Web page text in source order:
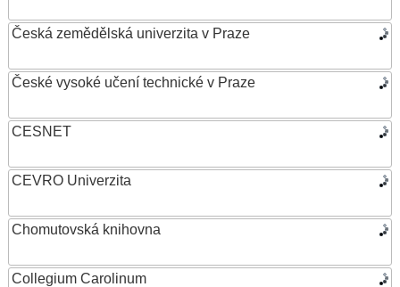
Česká zemědělská univerzita v Praze
České vysoké učení technické v Praze
CESNET
CEVRO Univerzita
Chomutovská knihovna
Collegium Carolinum